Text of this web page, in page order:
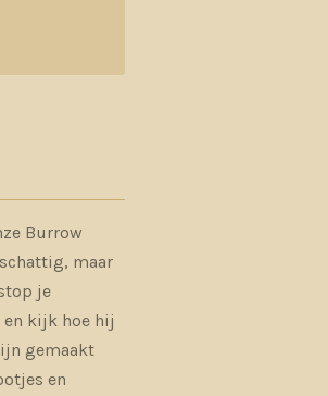
Burrow
maar
je
kijk hoe hij
gemaakt
en